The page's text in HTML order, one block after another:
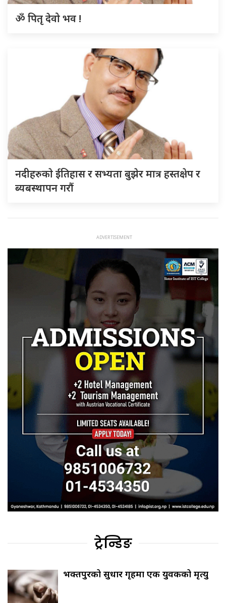
ॐ पितृ देवो भव !
नदीहरुकाे ईतिहास र सभ्यता बुझेर मात्र हस्तक्षेप र
ब्यबस्थापन गराैं
ट्रेन्डिङ
भक्तपुरको सुधार गृहमा एक युवकको मृत्यु